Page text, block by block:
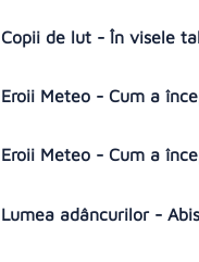
Copii de lut - În visele
Eroii Meteo - Cum a
Eroii Meteo - Cum a
Lumea adâncurilor -